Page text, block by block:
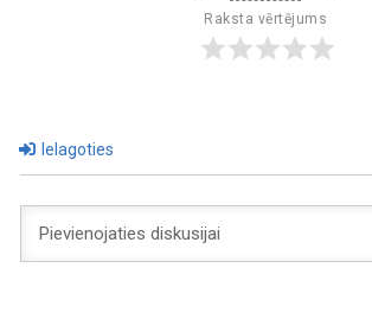
Raksta vērtējums
Ielagoties